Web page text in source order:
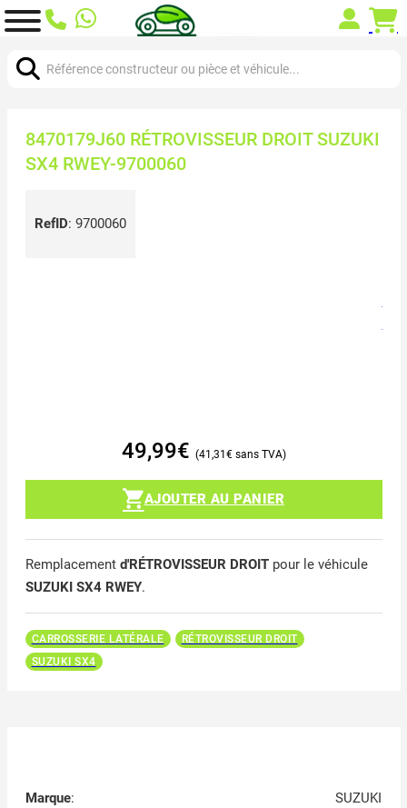
8470179J60 RÉTROVISSEUR DROIT SUZUKI
SX4 RWEY-9700060
RefID: 9700060
49,99€ 41,31 €
AJOUTER AU PANIER
Remplacement d'RÉTROVISSEUR DROITpour le véhicule
SUZUKI SX4 RWEY.
CARROSSERIE LATÉRALE
RÉTROVISSEUR DROIT
SUZUKI SX4
Marque:
SUZUKI